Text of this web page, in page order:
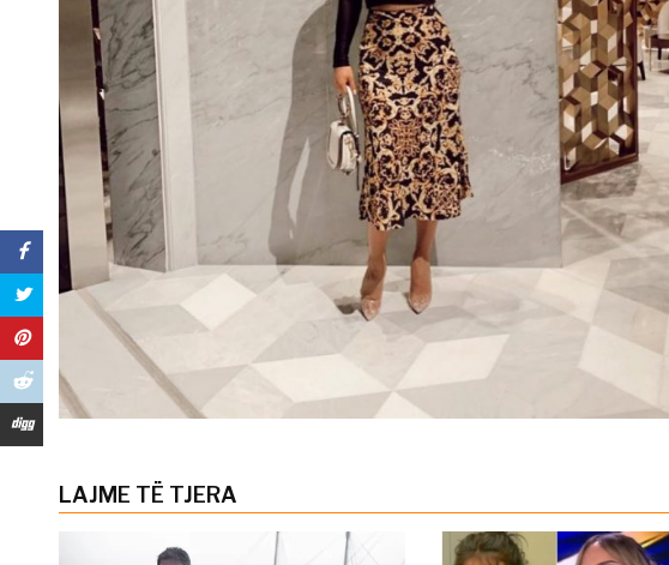
LAJME TË TJERA